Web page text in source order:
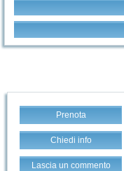
Prenota
Chiedi info
Lascia un commento